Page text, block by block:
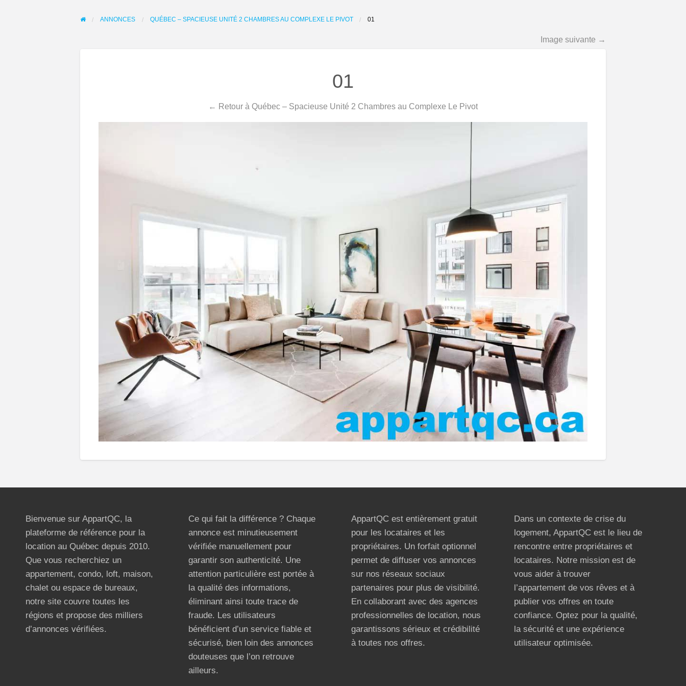
ANNONCES QUÉBEC – SPACIEUSE UNITÉ 2 CHAMBRES AU COMPLEXE LE PIVOT 01
Image suivante →
01
← Retour à Québec – Spacieuse Unité 2 Chambres au Complexe Le Pivot
Bienvenue sur AppartQC, la
plateforme de référence pour la
location au Québec depuis 2010.
Que vous recherchiez un
appartement, condo, loft, maison,
chalet ou espace de bureaux,
notre site couvre toutes les
régions et propose des milliers
d’annonces vérifiées.
Ce qui fait la différence ? Chaque
annonce est minutieusement
vérifiée manuellement pour
garantir son authenticité. Une
attention particulière est portée à
la qualité des informations,
éliminant ainsi toute trace de
fraude. Les utilisateurs
bénéficient d’un service fiable et
sécurisé, bien loin des annonces
douteuses que l’on retrouve
ailleurs.
AppartQC est entièrement gratuit
pour les locataires et les
propriétaires. Un forfait optionnel
permet de diffuser vos annonces
sur nos réseaux sociaux
partenaires pour plus de visibilité.
En collaborant avec des agences
professionnelles de location, nous
garantissons sérieux et crédibilité
à toutes nos offres.
Dans un contexte de crise du
logement, AppartQC est le lieu de
rencontre entre propriétaires et
locataires. Notre mission est de
vous aider à trouver
l’appartement de vos rêves et à
publier vos offres en toute
confiance. Optez pour la qualité,
la sécurité et une expérience
utilisateur optimisée.